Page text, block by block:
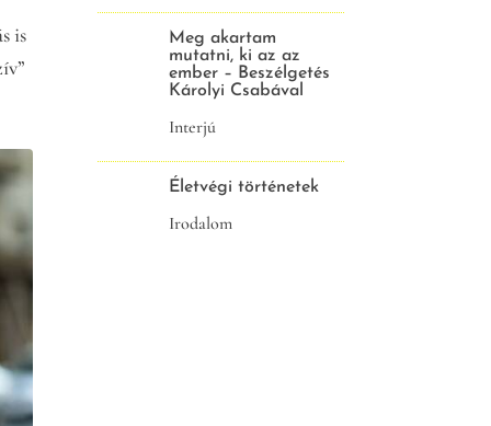
is
Meg akartam
mutatni, ki az az
ember – Beszélgetés
Károlyi Csabával
Interjú
Életvégi történetek
Irodalom